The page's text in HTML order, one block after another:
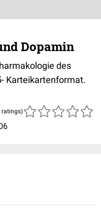
Dopamin
des
Karteikartenformat.
ratings)